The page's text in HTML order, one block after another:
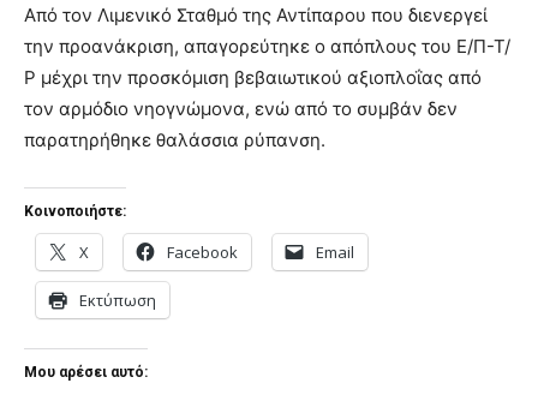
Από τον Λιμενικό Σταθμό της Αντίπαρου που διενεργεί
την προανάκριση, απαγορεύτηκε ο απόπλους του Ε/Π-Τ/
Ρ μέχρι την προσκόμιση βεβαιωτικού αξιοπλοΐας από
τον αρμόδιο νηογνώμονα, ενώ από το συμβάν δεν
παρατηρήθηκε θαλάσσια ρύπανση.
Κοινοποιήστε:
X Facebook Email
Εκτύπωση
Μου αρέσει αυτό: